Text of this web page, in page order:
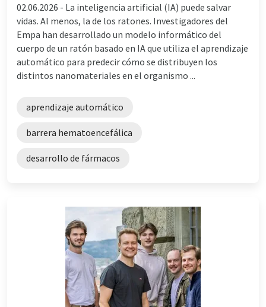
02.06.2026 - La inteligencia artificial (IA) puede salvar
vidas. Al menos, la de los ratones. Investigadores del
Empa han desarrollado un modelo informático del
cuerpo de un ratón basado en IA que utiliza el aprendizaje
automático para predecir cómo se distribuyen los
distintos nanomateriales en el organismo ...
aprendizaje automático
barrera hematoencefálica
desarrollo de fármacos